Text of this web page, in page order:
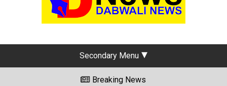
INSTAGRAM
Secondary Menu
Breaking News